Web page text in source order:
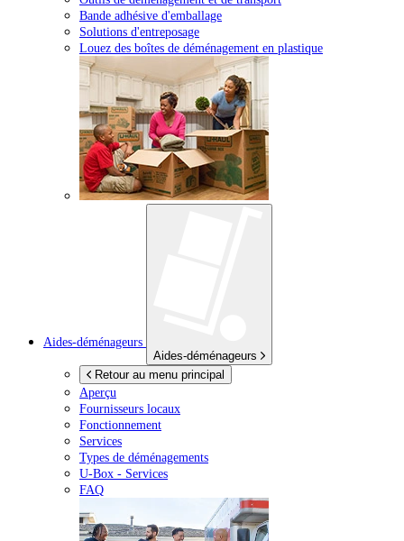
Bande adhésive d'emballage
Solutions d'entreposage
Louez des boîtes de déménagement en plastique
Aides-déménageurs
Aides-déménageurs
Retour au menu principal
Aperçu
Fournisseurs locaux
Fonctionnement
Services
Types de déménagements
U-Box - Services
FAQ